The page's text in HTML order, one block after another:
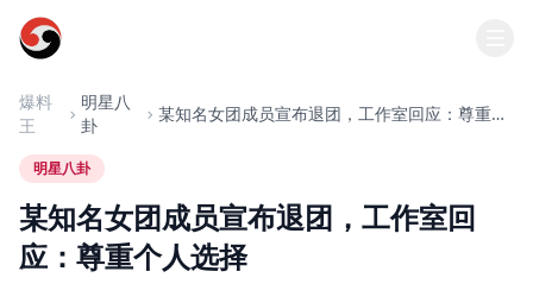
爆料
王
明星八
卦
某知名女团成员宣布退团，工作室回应：尊重个
明星八卦
某知名女团成员宣布退团，工作室回
应：尊重个人选择